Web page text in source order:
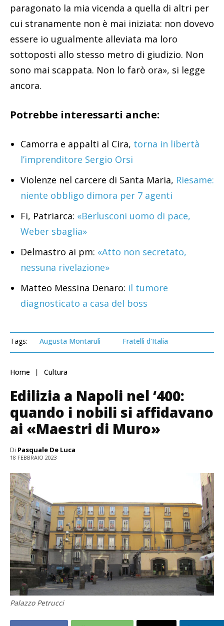
paragonato la mia vicenda a quella di altri per
cui stranamente non è mai iniziata: non dovevo
essere io ugualmente alleviata ma loro
sottoposti allo stesso metro di giudizio. Non
sono mai scappata. Non lo farò ora», si legge
ancora.
Potrebbe interessarti anche:
Camorra e appalti al Cira, torna in libertà
l’imprenditore Sergio Orsi
Violenze nel carcere di Santa Maria, Riesame:
niente obbligo dimora per 7 agenti
Fi, Patriarca: «Berlusconi uomo di pace,
Weber sbaglia»
Delmastro ai pm: «Atto non secretato,
nessuna rivelazione»
Matteo Messina Denaro: il tumore
diagnosticato a casa del boss
Tags: Augusta Montaruli Fratelli d'Italia
Home Cultura
Edilizia a Napoli nel ‘400:
quando i nobili si affidavano
ai «Maestri di Muro»
Di Pasquale De Luca
18 FEBBRAIO 2023
Palazzo Petrucci